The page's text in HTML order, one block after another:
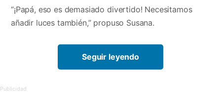
“¡Papá, eso es demasiado divertido! Necesitamos
añadir luces también,” propuso Susana.
Seguir leyendo